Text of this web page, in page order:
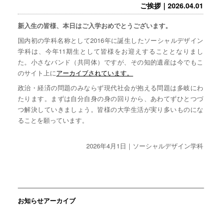
ご挨拶｜2026.04.01
新入生の皆様、本日はご入学おめでとうございます。
国内初の学科名称として2016年に誕生したソーシャルデザイン
学科は、今年11期生として皆様をお迎えすることとなりまし
た。小さなバンド（共同体）ですが、その知的遺産は今でもこ
のサイト上にアーカイブされています。
政治・経済の問題のみならず現代社会が抱える問題は多岐にわ
たります。まずは自分自身の身の回りから、あわてずひとつづ
つ解決していきましょう。皆様の大学生活が実り多いものにな
ることを願っています。
2026年4月1日｜ソーシャルデザイン学科
お知らせアーカイブ